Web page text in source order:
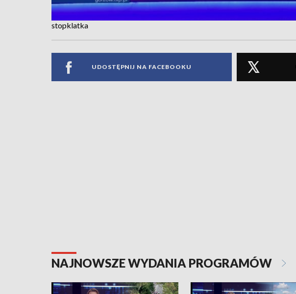
stopklatka
UDOSTĘPNIJ NA FACEBOOKU
NAJNOWSZE WYDANIA PROGRAMÓW